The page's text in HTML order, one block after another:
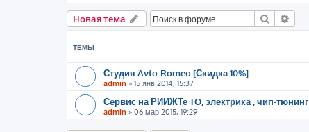
Новая тема Поиск
ТЕМЫ
Студия Avto-Romeo [Скидка 10%]
admin » 15 янв 2014, 15:37
Сервис на РИИЖТе TO, электрика , чип-тюнинг
admin » 06 мар 2015, 19:29